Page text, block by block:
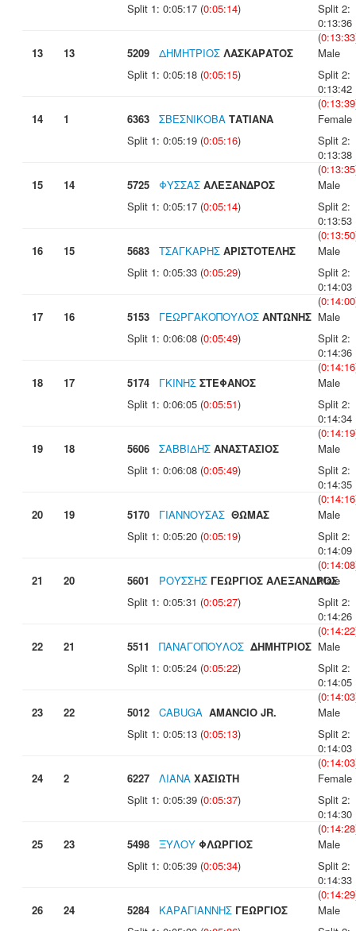
Split 1: 0:05:17 (0:05:14)
Split 2:
0:13:36
(0:13:33
13
13 5209 ΔΗΜΗΤΡΙΟΣ ΛΑΣΚΑΡΑΤΟΣ
Male
Split 1: 0:05:18 (0:05:15)
Split 2:
0:13:42
(0:13:39
14
1 6363 ΣΒΕΣΝΙΚΟΒΑ ΤΑΤΙΑΝΑ
Female
Split 1: 0:05:19 (0:05:16)
Split 2:
0:13:38
(0:13:35
15
14 5725 ΦΥΣΣΑΣ ΑΛΕΞΑΝΔΡΟΣ
Male
Split 1: 0:05:17 (0:05:14)
Split 2:
0:13:53
(0:13:50
16
15 5683 ΤΣΑΓΚΑΡΗΣ ΑΡΙΣΤΟΤΕΛΗΣ
Male
Split 1: 0:05:33 (0:05:29)
Split 2:
0:14:03
(0:14:00
17
16 5153 ΓΕΩΡΓΑΚΟΠΟΥΛΟΣ ΑΝΤΩΝΗΣ Male
Split 1: 0:06:08 (0:05:49)
Split 2:
0:14:36
(0:14:16
18
17 5174 ΓΚΙΝΗΣ ΣΤΕΦΑΝΟΣ
Male
Split 1: 0:06:05 (0:05:51)
Split 2:
0:14:34
(0:14:19
19
18 5606 ΣΑΒΒΙΔΗΣ ΑΝΑΣΤΑΣΙΟΣ
Male
Split 1: 0:06:08 (0:05:49)
Split 2:
0:14:35
(0:14:16
20
19 5170 ΓΙΑΝΝΟΥΣΑΣ ΘΩΜΑΣ
Male
Split 1: 0:05:20 (0:05:19)
Split 2:
0:14:09
(0:14:08
21
20 5601 ΡΟΥΣΣΗΣ ΓΕΩΡΓΙΟΣ ΑΛΕΞΑΝΔΡΟΣ
Male
Split 1: 0:05:31 (0:05:27)
Split 2:
0:14:26
(0:14:22
22
21 5511 ΠΑΝΑΓΟΠΟΥΛΟΣ ΔΗΜΗΤΡΙΟΣ Male
Split 1: 0:05:24 (0:05:22)
Split 2:
0:14:05
(0:14:03
23
22 5012 CABUGA AMANCIO JR.
Male
Split 1: 0:05:13 (0:05:13)
Split 2:
0:14:03
(0:14:03
24
2 6227 ΛΙΑΝΑ ΧΑΣΙΩΤΗ
Female
Split 1: 0:05:39 (0:05:37)
Split 2:
0:14:30
(0:14:28
25
23 5498 ΞΥΛΟΥ ΦΛΩΡΓΙΟΣ
Male
Split 1: 0:05:39 (0:05:34)
Split 2:
0:14:33
(0:14:29
26
24 5284 ΚΑΡΑΓΙΑΝΝΗΣ ΓΕΩΡΓΙΟΣ
Male